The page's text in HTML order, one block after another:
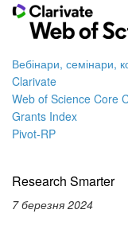
платформи
Web
Science
Вебінари, семінари,
Clarivate
Web of Science Core
Grants Index
Pivot-RP
Research Smarter
7 березня 2024